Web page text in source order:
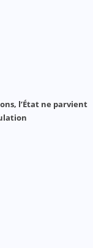
l’État ne parvient